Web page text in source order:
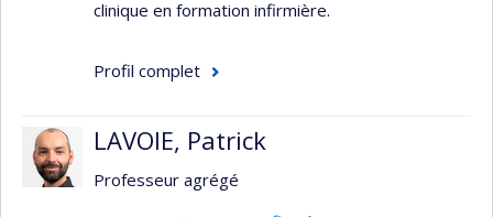
clinique en formation infirmière.
Profil complet
LAVOIE, Patrick
Professeur agrégé